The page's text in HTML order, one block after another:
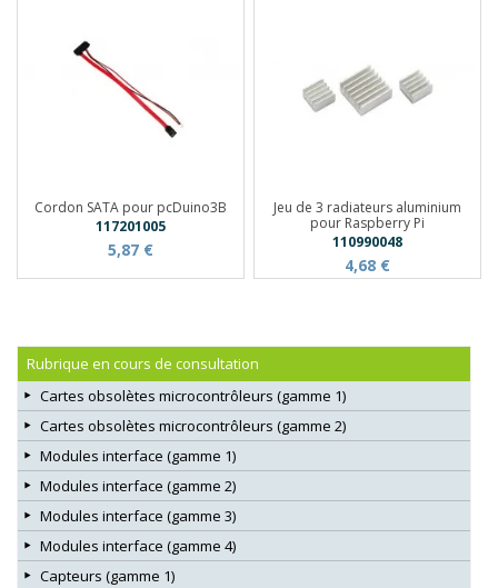
Cordon SATA pour pcDuino3B
117201005
5,87 €
Jeu de 3 radiateurs aluminium
pour Raspberry Pi
110990048
4,68 €
Rubrique en cours de consultation
Cartes obsolètes microcontrôleurs (gamme 1)
Cartes obsolètes microcontrôleurs (gamme 2)
Modules interface (gamme 1)
Modules interface (gamme 2)
Modules interface (gamme 3)
Modules interface (gamme 4)
Capteurs (gamme 1)